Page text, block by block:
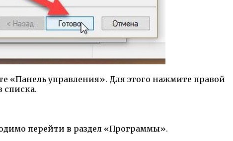
«Панель управления». Для этого нажмите правой
списка.
перейти в раздел «Программы».